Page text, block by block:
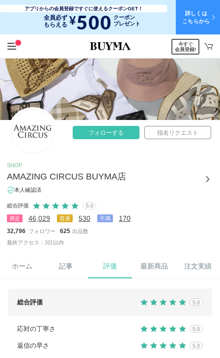
アプリからの会員登録ですぐに使えるクーポンGET！
全員必ず
もらえる ¥500 クーポン
プレゼント
詳しくは
こちらから
今すぐ
会員登録!
フォローする 指名リクエスト
SHOP
AMAZING CIRCUS BUYMA店
本人確認済
総合評価 5.0
満足 46,029 普通 530 不満 170
32,796 フォロワー 625 出品数
最終アクセス：3日以内
ホーム 記事 評価 最新商品 注文実績
総合評価 5.0
応対の丁寧さ 5.0
返信の早さ 5.0